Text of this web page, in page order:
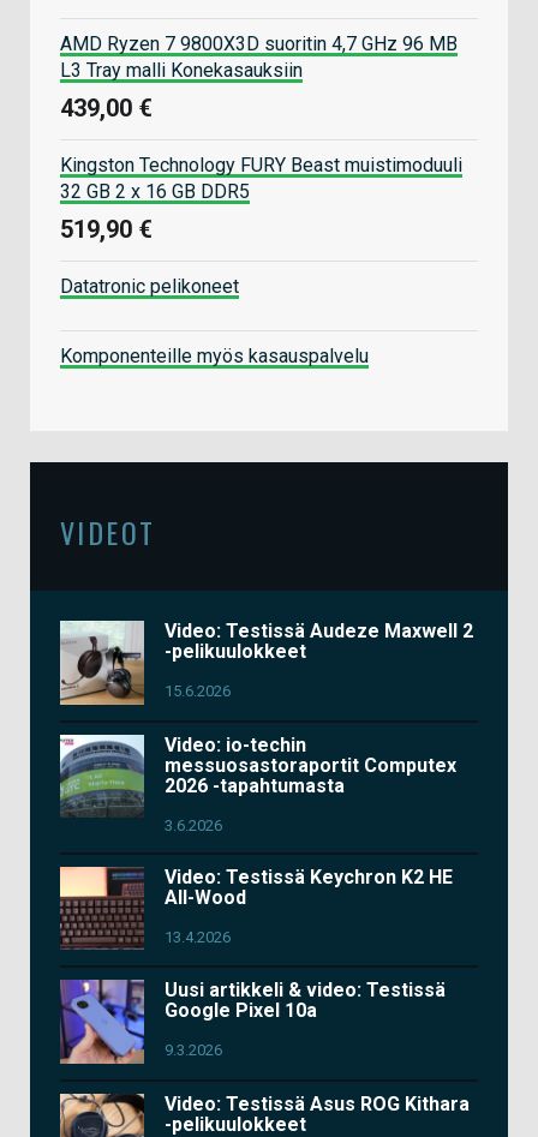
AMD Ryzen 7 9800X3D suoritin 4,7 GHz 96 MB
L3 Tray malli Konekasauksiin
439,00 €
Kingston Technology FURY Beast muistimoduuli
32 GB 2 x 16 GB DDR5
519,90 €
Datatronic pelikoneet
Komponenteille myös kasauspalvelu
VIDEOT
Video: Testissä Audeze Maxwell 2
-pelikuulokkeet
15.6.2026
Video: io-techin
messuosastoraportit Computex
2026 -tapahtumasta
3.6.2026
Video: Testissä Keychron K2 HE
All-Wood
13.4.2026
Uusi artikkeli & video: Testissä
Google Pixel 10a
9.3.2026
Video: Testissä Asus ROG Kithara
-pelikuulokkeet